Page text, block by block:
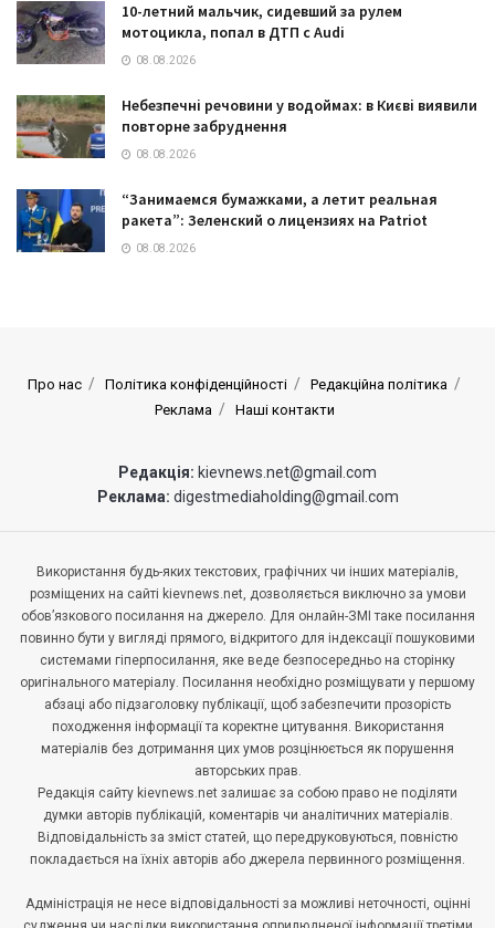
10-летний мальчик, сидевший за рулем
мотоцикла, попал в ДТП с Audi
08.08.2026
Небезпечні речовини у водоймах: в Києві виявили
повторне забруднення
08.08.2026
“Занимаемся бумажками, а летит реальная
ракета”: Зеленский о лицензиях на Patriot
08.08.2026
Про нас Політика конфіденційності
Редакційна політика
Реклама
Наші контакти
Редакція: kievnews.net@gmail.com
Реклама: digestmediaholding@gmail.com
Використання будь-яких текстових, графічних чи інших матеріалів,
розміщених на сайті kievnews.net, дозволяється виключно за умови
обов’язкового посилання на джерело. Для онлайн-ЗМІ таке посилання
повинно бути у вигляді прямого, відкритого для індексації пошуковими
системами гіперпосилання, яке веде безпосередньо на сторінку
оригінального матеріалу. Посилання необхідно розміщувати у першому
абзаці або підзаголовку публікації, щоб забезпечити прозорість
походження інформації та коректне цитування. Використання
матеріалів без дотримання цих умов розцінюється як порушення
авторських прав.
Редакція сайту kievnews.net залишає за собою право не поділяти
думки авторів публікацій, коментарів чи аналітичних матеріалів.
Відповідальність за зміст статей, що передруковуються, повністю
покладається на їхніх авторів або джерела первинного розміщення.
Адміністрація не несе відповідальності за можливі неточності, оцінні